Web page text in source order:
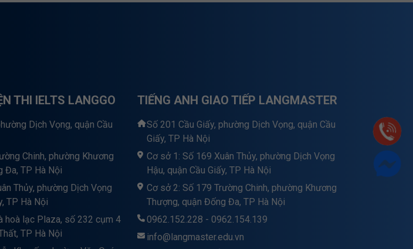
THI IELTS LANGGO
Dịch Vọng, quận Cầu
Chinh, phường Khương
Đa, TP Hà Nội
Thủy, phường Dịch Vọng
TP Hà Nội
hoà lạc Plaza, số 232 cụm 4
TP Hà Nội
TIẾNG ANH GIAO TIẾP LANGMASTER
Số 201 Cầu Giấy, phường Dịch Vọng, quận Cầu
Giấy, TP Hà Nội
Cơ sở 1: Số 169 Xuân Thủy, phường Dịch Vọng
Hậu, quận Cầu Giấy, TP Hà Nội
Cơ sở 2: Số 179 Trường Chinh, phường Khương
Thượng, quận Đống Đa, TP Hà Nội
0962.152.228 - 0962.154.139
info@langmaster.edu.vn